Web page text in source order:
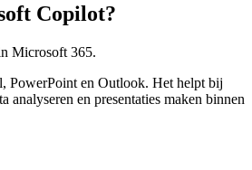
Copilot?
Microsoft 365.
PowerPoint en Outlook. Het helpt bij
analyseren en presentaties maken binnen